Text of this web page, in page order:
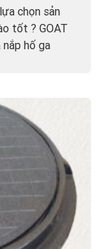
chọn sản
tốt ? GOAT
hố ga